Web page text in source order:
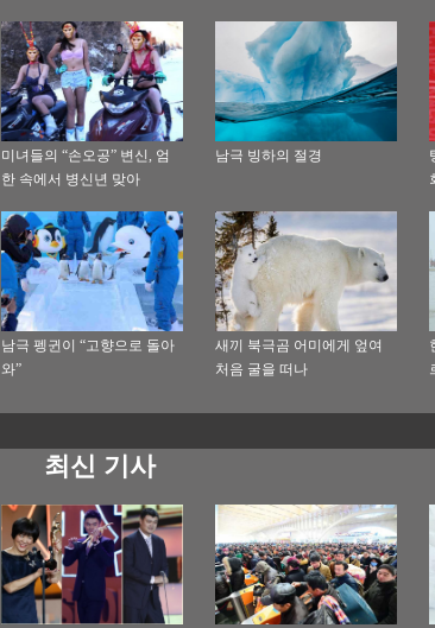
미녀들의 “손오공” 변신, 엄
한 속에서 병신년 맞아
남극 빙하의 절경
남극 펭귄이 “고향으로 돌아
와”
새끼 북극곰 어미에게 엎여
처음 굴을 떠나
최신 기사